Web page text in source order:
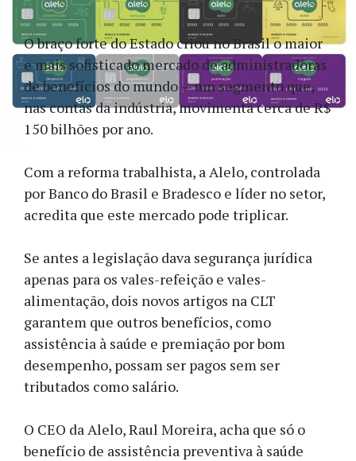
O braço forte do Estado criou no Brasil o maior
e mais sofisticado mercado de administradoras
de benefícios do mundo — um segmento que,
nas contas da indústria, movimenta cerca de R$
150 bilhões por ano.
Com a reforma trabalhista, a Alelo, controlada
por Banco do Brasil e Bradesco e líder no setor,
acredita que este mercado pode triplicar.
Se antes a legislação dava segurança jurídica
apenas para os vales-refeição e vales-
alimentação, dois novos artigos na CLT
garantem que outros benefícios, como
assistência à saúde e premiação por bom
desempenho, possam ser pagos sem ser
tributados como salário.
O CEO da Alelo, Raul Moreira, acha que só o
benefício de assistência preventiva à saúde